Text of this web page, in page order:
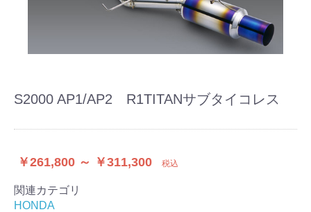
S2000 AP1/AP2 R1TITANサブタイコレス
￥261,800 ～ ￥311,300 税込
関連カテゴリ
HONDA